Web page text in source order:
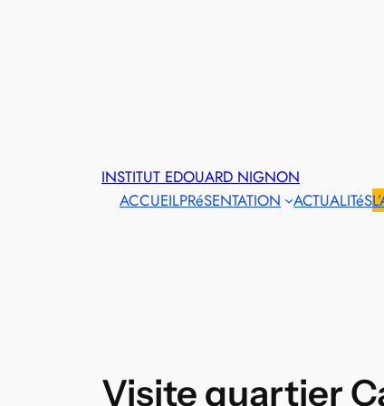
INSTITUT EDOUARD NIGNON
ACCUEILPRéSENTATION ACTUALITéS
Visite quartier